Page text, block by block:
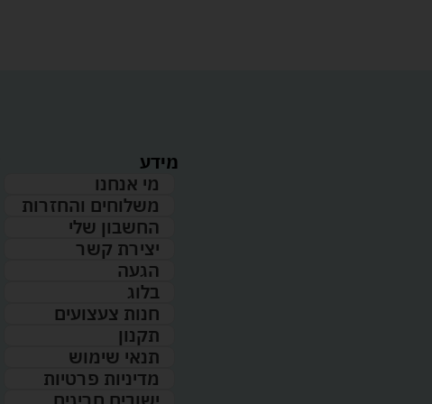
מידע
מי אנחנו
משלוחים והחזרות
החשבון שלי
יצירת קשר
הגעה
בלוג
חנות צעצועים
תקנון
תנאי שימוש
מדיניות פרטיות